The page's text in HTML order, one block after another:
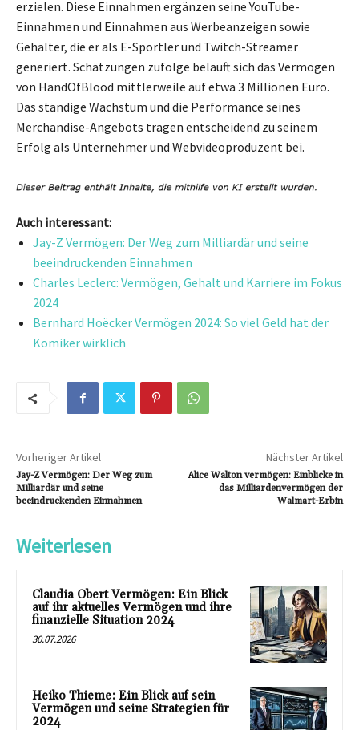
erzielen. Diese Einnahmen ergänzen seine YouTube-
Einnahmen und Einnahmen aus Werbeanzeigen sowie
Gehälter, die er als E-Sportler und Twitch-Streamer
generiert. Schätzungen zufolge beläuft sich das Vermögen
von HandOfBlood mittlerweile auf etwa 3 Millionen Euro.
Das ständige Wachstum und die Performance seines
Merchandise-Angebots tragen entscheidend zu seinem
Erfolg als Unternehmer und Webvideoproduzent bei.
Auch interessant:
Jay-Z Vermögen: Der Weg zum Milliardär und seine
beeindruckenden Einnahmen
Charles Leclerc: Vermögen, Gehalt und Karriere im Fokus
2024
Bernhard Hoëcker Vermögen 2024: So viel Geld hat der
Komiker wirklich
Vorheriger Artikel
Jay-Z Vermögen: Der Weg zum
Milliardär und seine
beeindruckenden Einnahmen
Nächster Artikel
Alice Walton vermögen: Einblicke in
das Milliardenvermögen der
Walmart-Erbin
Weiterlesen
Claudia Obert Vermögen: Ein Blick
auf ihr aktuelles Vermögen und ihre
finanzielle Situation 2024
30.07.2026
Heiko Thieme: Ein Blick auf sein
Vermögen und seine Strategien für
2024